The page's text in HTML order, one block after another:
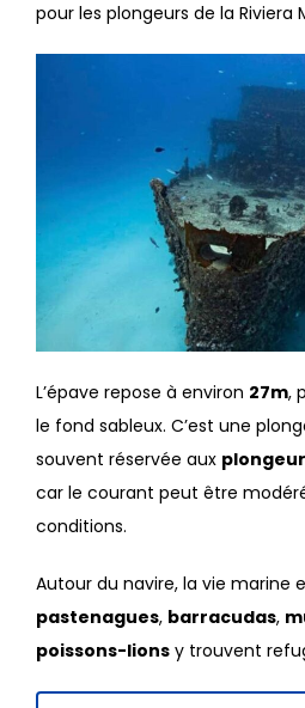
pour les plongeurs de la Riviera
L’épave repose à environ 27m,
le fond sableux. C’est une
souvent réservée aux
car le courant peut être
conditions.
Autour du navire, la vie marine
pastenagues, barracudas,
poissons-lions y trouvent